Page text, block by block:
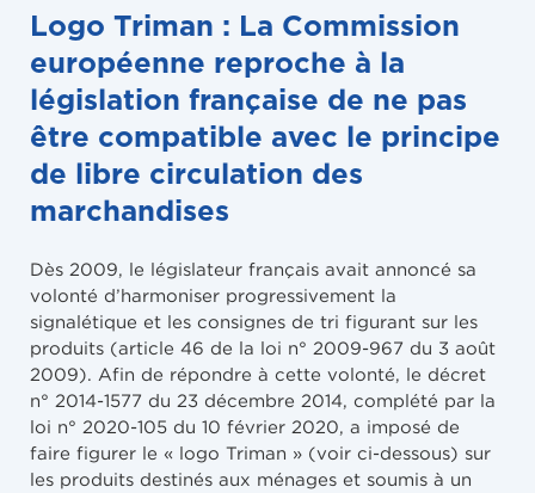
Logo Triman : La Commission
européenne reproche à la
législation française de ne pas
être compatible avec le principe
de libre circulation des
marchandises
Dès 2009, le législateur français avait annoncé sa
volonté d’harmoniser progressivement la
signalétique et les consignes de tri figurant sur les
produits (article 46 de la loi n° 2009-967 du 3 août
2009). Afin de répondre à cette volonté, le décret
n° 2014-1577 du 23 décembre 2014, complété par la
loi n° 2020-105 du 10 février 2020, a imposé de
faire figurer le « logo Triman » (voir ci-dessous) sur
les produits destinés aux ménages et soumis à un